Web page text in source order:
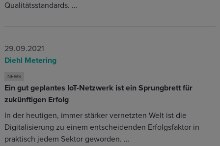
Qualitätsstandards. …
29.09.2021
Diehl Metering
NEWS
Ein gut geplantes IoT-Netzwerk ist ein Sprungbrett für
zukünftigen Erfolg
In der heutigen, immer stärker vernetzten Welt ist die
Digitalisierung zu einem entscheidenden Erfolgsfaktor in
praktisch jedem Sektor geworden. …